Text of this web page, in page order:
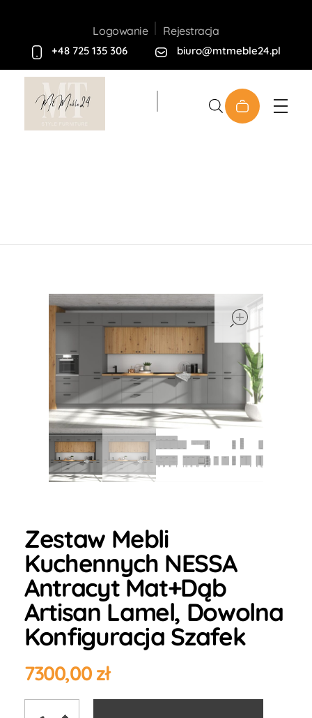
Logowanie Rejestracja
+48 725 135 306 biuro@mtmeble24.pl
Zestaw Mebli
Kuchennych NESSA
Antracyt Mat+Dąb
Artisan Lamel, Dowolna
Konfiguracja Szafek
7300,00zł